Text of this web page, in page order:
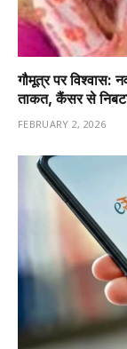
गौमूत्र पर विश्वास:
ताकत, कैंसर से
FEBRUARY 2, 2026